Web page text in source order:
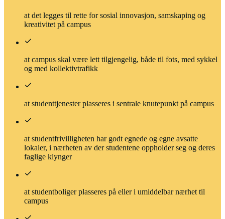
at det legges til rette for sosial innovasjon, samskaping og
kreativitet på campus
at campus skal være lett tilgjengelig, både til fots, med sykkel
og med kollektivtrafikk
at studenttjenester plasseres i sentrale knutepunkt på campus
at studentfrivilligheten har godt egnede og egne avsatte
lokaler, i nærheten av der studentene oppholder seg og deres
faglige klynger
at studentboliger plasseres på eller i umiddelbar nærhet til
campus